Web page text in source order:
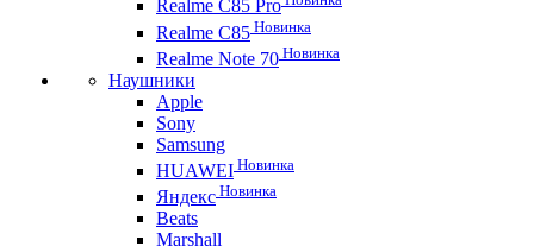
Realme C85 Pro
Realme C85 Новинка
Realme Note 70 Новинка
Наушники
Apple
Sony
Samsung
HUAWEI Новинка
Яндекс Новинка
Beats
Marshall